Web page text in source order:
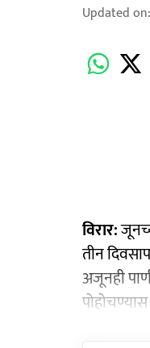
Updated on:
विरार:
तीन
अजूनही